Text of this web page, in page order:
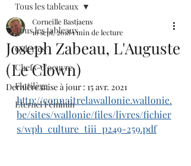
Tous les tableaux
Galeries
Chefs-d'oeuvre
Florilège
Eternel Féminin
Tous les tableaux
Joseph Zabeau, L'Auguste
(Le Clown)
Corneille Bastjaens
16 sept. 20181 min de lecture
Dernière mise à jour : 15 avr. 2021
http://connaitrelawallonie.wallonie.
be/sites/wallonie/files/livres/fichier
s/wph_culture_tiii_p249-259.pdf